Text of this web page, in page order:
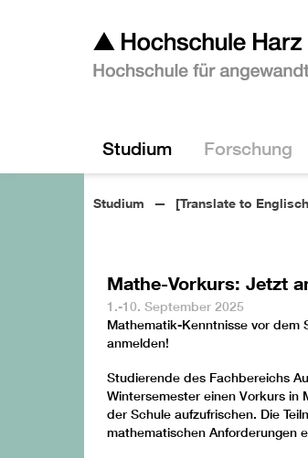
Studium Forschung
Studium [Translate to
Mathe-Vorkurs: Jetzt
1.-10. September 2025
Mathematik-Kenntnisse vor
anmelden!
Studierende des Fachbereichs
Wintersemester einen Vorkurs
der Schule aufzufrischen. Die
mathematischen Anforderungen